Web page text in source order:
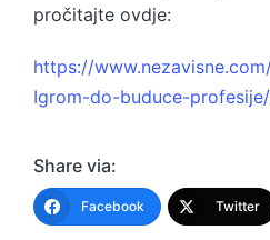
pročitajte ovdje:
https://
Igrom-do-buduce-
Share via:
Facebook Twitter